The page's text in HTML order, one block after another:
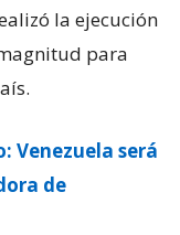
la ejecución
para
Venezuela será
de